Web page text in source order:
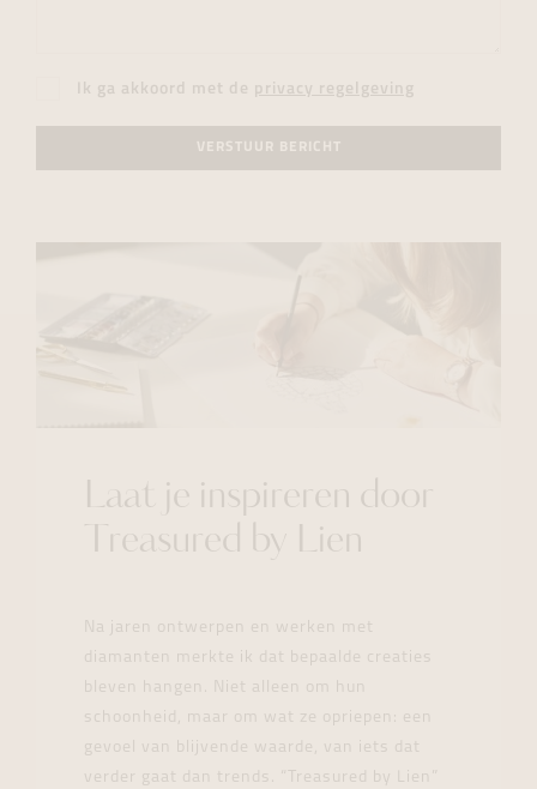
Ik ga akkoord met de privacy regelgeving
VERSTUUR BERICHT
Laat je inspireren door
Treasured by Lien
Na jaren ontwerpen en werken met
diamanten merkte ik dat bepaalde creaties
bleven hangen. Niet alleen om hun
schoonheid, maar om wat ze opriepen: een
gevoel van blijvende waarde, van iets dat
verder gaat dan trends. “Treasured by Lien”